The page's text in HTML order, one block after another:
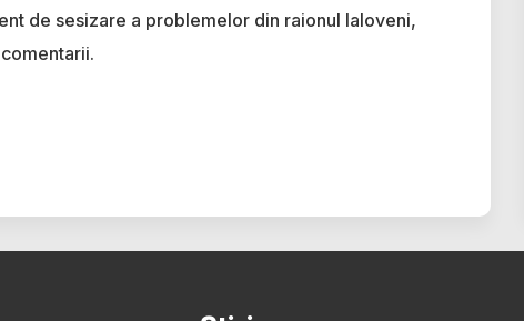
de sesizare a problemelor din raionul Ialoveni,